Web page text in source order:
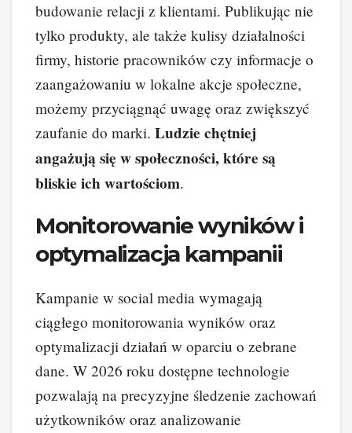
budowanie relacji z klientami. Publikując nie
tylko produkty, ale także kulisy działalności
firmy, historie pracowników czy informacje o
zaangażowaniu w lokalne akcje społeczne,
możemy przyciągnąć uwagę oraz zwiększyć
zaufanie do marki. Ludzie chętniej
angażują się w społeczności, które są
bliskie ich wartościom.
Monitorowanie wyników i
optymalizacja kampanii
Kampanie w social media wymagają
ciągłego monitorowania wyników oraz
optymalizacji działań w oparciu o zebrane
dane. W 2026 roku dostępne technologie
pozwalają na precyzyjne śledzenie zachowań
użytkowników oraz analizowanie